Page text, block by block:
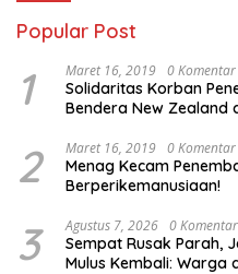
Popular Post
1 Maret 16, 2019 0 Komentar
Solidaritas Korban
Bendera New Zealand
2 Maret 16, 2019 0 Komentar
Menag Kecam
Berperikemanusiaan!
3 Agustus 7, 2026 0 Komentar
Sempat Rusak Parah,
Mulus Kembali: Warga